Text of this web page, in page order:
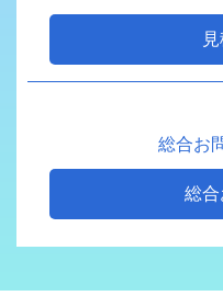
総合お
総